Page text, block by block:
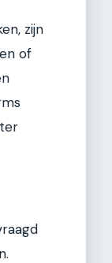
zijn
of